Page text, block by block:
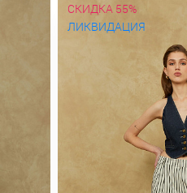
СКИДКА 55%
ЛИКВИДАЦИЯ